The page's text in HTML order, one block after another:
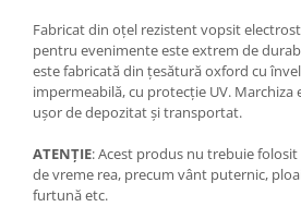
Fabricat din oțel rezistent vopsit
pentru evenimente este extrem de
este fabricată din țesătură oxford cu
impermeabilă, cu protecție UV. Marchiza
ușor de depozitat și transportat.
ATENȚIE: Acest produs nu trebuie
de vreme rea, precum vânt puternic,
furtună etc.